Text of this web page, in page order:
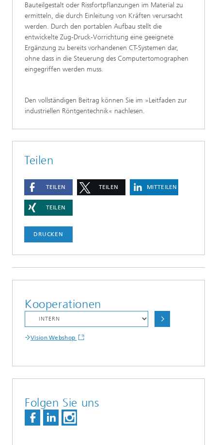
Bauteilgestalt oder Rissfortpflanzungen im Material zu
ermitteln, die durch Einleitung von Kräften verursacht
werden. Durch den portablen Aufbau stellt die
entwickelte Zug-Druck-Vorrichtung eine geeignete
Ergänzung zu bereits vorhandenen CT-Systemen dar,
ohne dass in die Steuerung des Computertomographen
eingegriffen werden muss.
Den vollständigen Beitrag können Sie im »Leitfaden zur
industriellen Röntgentechnik« nachlesen.
Teilen
TEILEN TEILEN MITTEILEN
TEILEN
DRUCKEN
Kooperationen
Vision Webshop
Folgen Sie uns